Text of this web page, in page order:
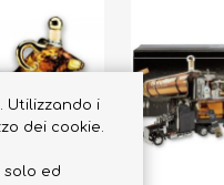
Utilizzando i
dei cookie.
solo ed